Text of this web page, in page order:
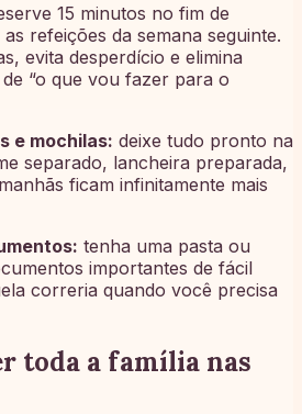
15 minutos no fim de
refeições da semana seguinte.
evita desperdício e elimina
“o que vou fazer para o
e mochilas: deixe tudo pronto na
separado, lancheira preparada,
ficam infinitamente mais
tenha uma pasta ou
importantes de fácil
correria quando você precisa
toda a família nas